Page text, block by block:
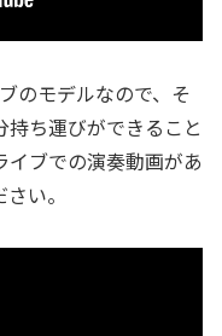
のモデルなので、そ
ち運びができること
ブでの演奏動画があ
い。